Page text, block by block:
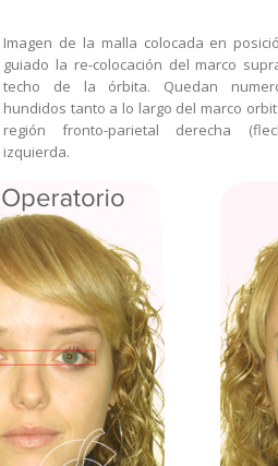
Imagen de la malla colocada en
guiado la re-colocación del marco
techo de la órbita. Quedan
hundidos tanto a lo largo del marco
región fronto-parietal derecha
izquierda.